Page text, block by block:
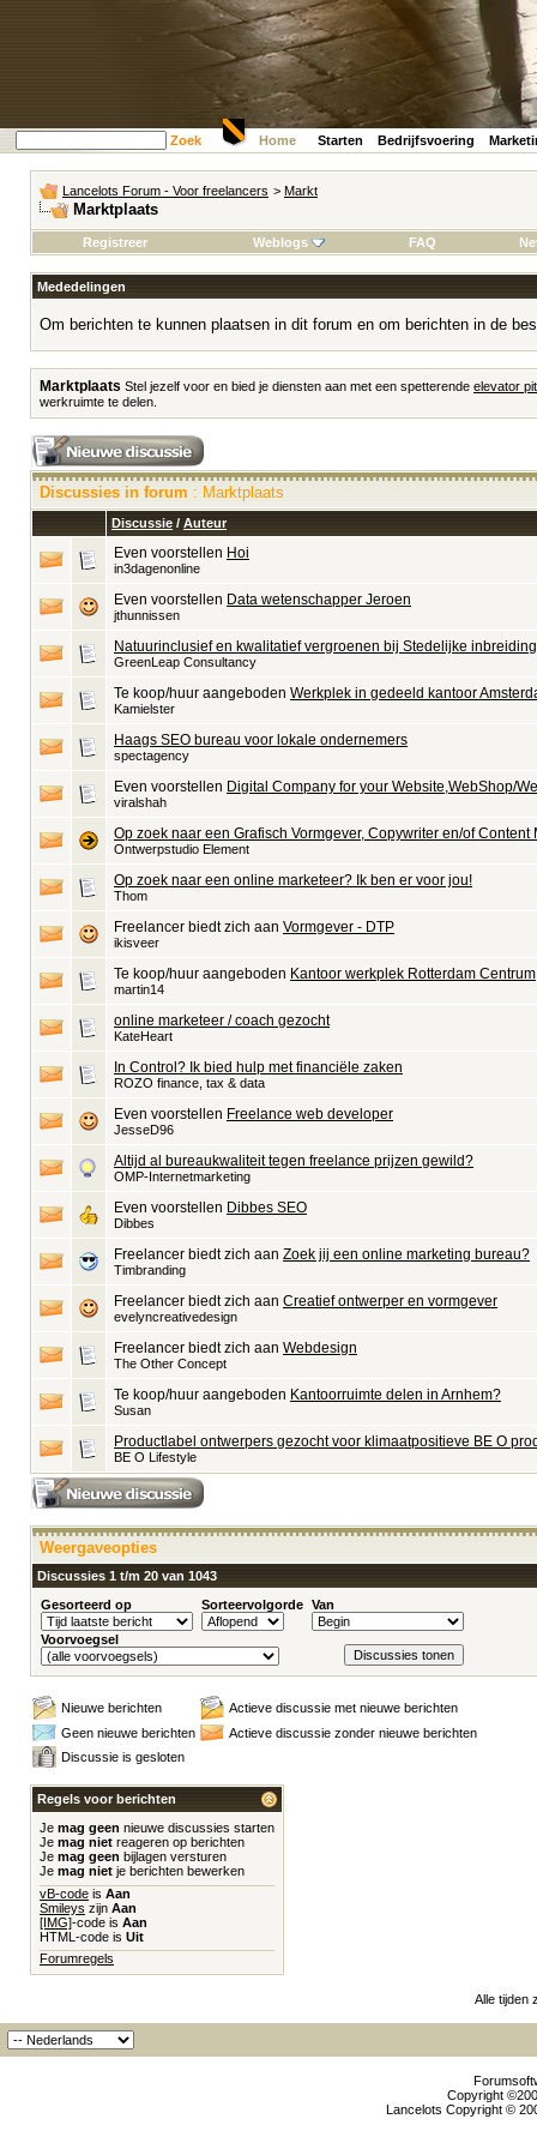
Zoek Home Starten Bedrijfsvoering
Lancelots Forum - Voor freelancers > Markt
Marktplaats
Registreer Weblogs FAQ
Mededelingen
Om berichten te kunnen plaatsen in dit forum en om berichten in de
Marktplaats Stel jezelf voor en bied je diensten aan met een spetterende elevator
werkruimte te delen.
Discussies in forum : Marktplaats
Discussie / Auteur
Even voorstellen Hoi
in3dagenonline
Even voorstellen Data wetenschapper Jeroen
jthunnissen
Natuurinclusief en kwalitatief vergroenen bij Stedelijke
GreenLeap Consultancy
Te koop/huur aangeboden Werkplek in gedeeld kantoor
Kamielster
Haags SEO bureau voor lokale ondernemers
spectagency
Even voorstellen Digital Company for your Website,WebShop/
viralshah
Op zoek naar een Grafisch Vormgever, Copywriter en/of Content
Ontwerpstudio Element
Op zoek naar een online marketeer? Ik ben er voor jou!
Thom
Freelancer biedt zich aan Vormgever - DTP
ikisveer
Te koop/huur aangeboden Kantoor werkplek Rotterdam Centrum
martin14
online marketeer / coach gezocht
KateHeart
In Control? Ik bied hulp met financiële zaken
ROZO finance, tax & data
Even voorstellen Freelance web developer
JesseD96
Altijd al bureaukwaliteit tegen freelance prijzen gewild?
OMP-Internetmarketing
Even voorstellen Dibbes SEO
Dibbes
Freelancer biedt zich aan Zoek jij een online marketing bureau?
Timbranding
Freelancer biedt zich aan Creatief ontwerper en vormgever
evelyncreativedesign
Freelancer biedt zich aan Webdesign
The Other Concept
Te koop/huur aangeboden Kantoorruimte delen in Arnhem?
Susan
Productlabel ontwerpers gezocht voor klimaatpositieve BE O
BE O Lifestyle
Weergaveopties
Discussies 1 t/m 20 van 1043
Gesorteerd op
Sorteervolgorde Van
Voorvoegsel
Nieuwe berichten
Actieve discussie met nieuwe berichten
Geen nieuwe berichten
Actieve discussie zonder nieuwe berichten
Discussie is gesloten
Regels voor berichten
Je mag geen nieuwe discussies starten
Je mag niet reageren op berichten
Je mag geen bijlagen versturen
Je mag niet je berichten bewerken
vB-code is Aan
Smileys zijn Aan
[IMG]-code is Aan
HTML-code is Uit
Forumregels
Alle tijden
Copyright
Lancelots Copyright ©